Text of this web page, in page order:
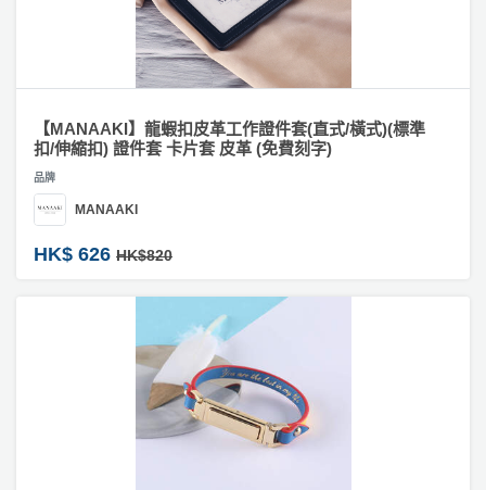
【MANAAKI】龍蝦扣皮革工作證件套(直式/橫式)(標準
扣/伸縮扣) 證件套 卡片套 皮革 (免費刻字)
品牌
MANAAKI
HK$ 626 HK$820